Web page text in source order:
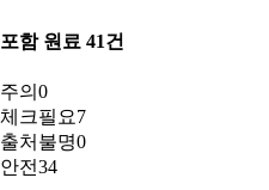
포함 원료 41건
주의 0
체크필요7
출처불명0
안전34